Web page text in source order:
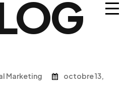
Marketing
octobre 13,